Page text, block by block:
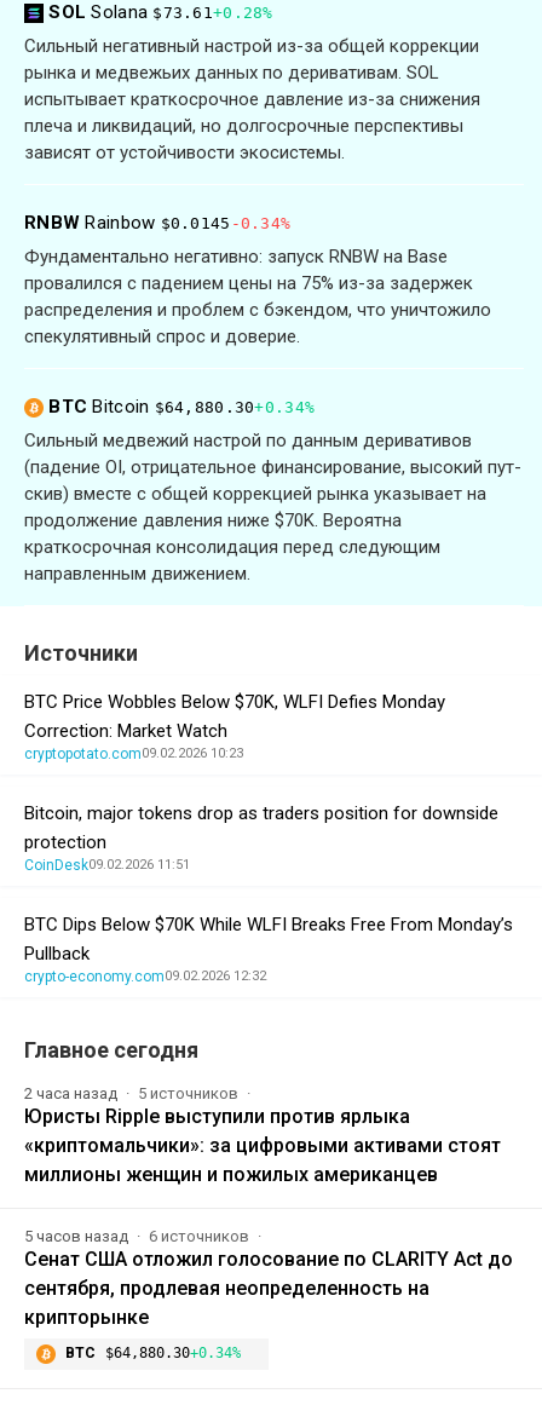
SOLSolana $73.61+0.28%
Сильный негативный настрой из-за общей коррекции
рынка и медвежьих данных по деривативам. SOL
испытывает краткосрочное давление из-за снижения
плеча и ликвидаций, но долгосрочные перспективы
зависят от устойчивости экосистемы.
RNBWRainbow $0.0145 -0.34%
Фундаментально негативно: запуск RNBW на Base
провалился с падением цены на 75% из-за задержек
распределения и проблем с бэкендом, что уничтожило
спекулятивный спрос и доверие.
BTCBitcoin $64,880.30+0.34%
Сильный медвежий настрой по данным деривативов
(падение OI, отрицательное финансирование, высокий пут-
скив) вместе с общей коррекцией рынка указывает на
продолжение давления ниже $70K. Вероятна
краткосрочная консолидация перед следующим
направленным движением.
Источники
BTC Price Wobbles Below $70K, WLFI Defies Monday
Correction: Market Watch
cryptopotato.com09.02.2026 10:23
Bitcoin, major tokens drop as traders position for downside
protection
CoinDesk09.02.2026 11:51
BTC Dips Below $70K While WLFI Breaks Free From Monday’s
Pullback
crypto-economy.com09.02.2026 12:32
Главное сегодня
2 часа назад 5 источников
Юристы Ripple выступили против ярлыка
«криптомальчики»: за цифровыми активами стоят
миллионы женщин и пожилых американцев
5 часов назад 6 источников
Сенат США отложил голосование по CLARITY Act до
сентября, продлевая неопределенность на
крипторынке
BTC $64,880.30+0.34%